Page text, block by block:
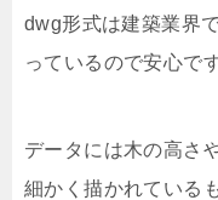
dwg形式は建築業界
っているので安心です
データには木の高さ
細かく描かれている